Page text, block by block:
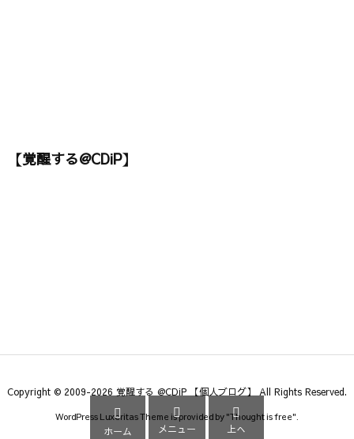
【覚醒する@CDiP】
Copyright © 2009-2026 覚醒する @CDiP 【個人ブログ】 All Rights Reserved.
WordPress Luxeritas Theme is provided by "Thought is free".

ホーム

メニュー

上へ